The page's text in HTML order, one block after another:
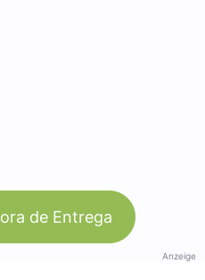
de Entrega
Anzeige